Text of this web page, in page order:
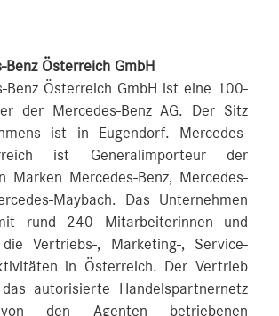
Benz Österreich GmbH
Benz Österreich GmbH ist eine 100-
der Mercedes-Benz AG. Der Sitz
ist in Eugendorf. Mercedes-
ist Generalimporteur der
Marken Mercedes-Benz, Mercedes-
Maybach. Das Unternehmen
rund 240 Mitarbeiterinnen und
Vertriebs-, Marketing-, Service-
in Österreich. Der Vertrieb
autorisierte Handelspartnernetz
den Agenten betriebenen